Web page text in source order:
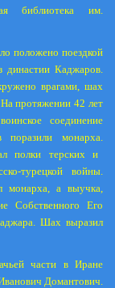
библиотека им.
положено поездкой
Каджаров.
врагами, шах
На протяжении 42 лет
соединение
поразили монарха.
полки терских и
турецкой войны.
монарха, а выучка,
Собственного Его
Шах выразил
части в Иране
Домантович.